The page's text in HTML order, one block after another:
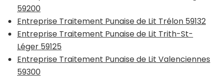
59200
Entreprise Traitement Punaise de Lit Trélon 59132
Entreprise Traitement Punaise de Lit Trith-St-
Léger 59125
Entreprise Traitement Punaise de Lit Valenciennes
59300